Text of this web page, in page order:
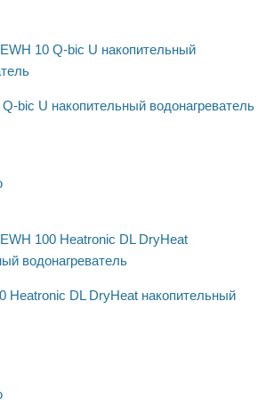
bic U накопительный водонагреватель
Heatronic DL DryHeat накопительный